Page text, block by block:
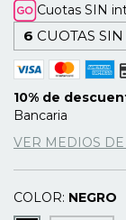
Cuotas SIN
6 CUOTAS
10% de
Bancaria
VER MEDIOS DE
COLOR: NEGRO